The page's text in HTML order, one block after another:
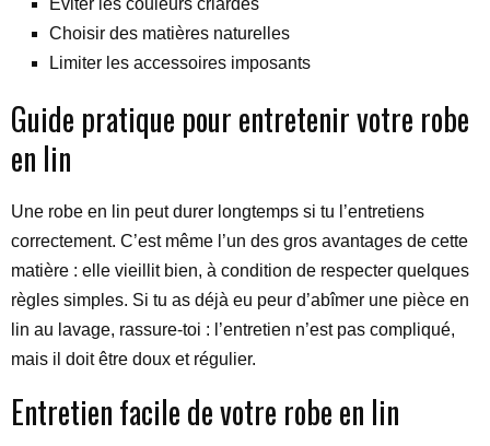
Éviter les couleurs criardes
Choisir des matières naturelles
Limiter les accessoires imposants
Guide pratique pour entretenir votre robe
en lin
Une robe en lin peut durer longtemps si tu l’entretiens
correctement. C’est même l’un des gros avantages de cette
matière : elle vieillit bien, à condition de respecter quelques
règles simples. Si tu as déjà eu peur d’abîmer une pièce en
lin au lavage, rassure-toi : l’entretien n’est pas compliqué,
mais il doit être doux et régulier.
Entretien facile de votre robe en lin